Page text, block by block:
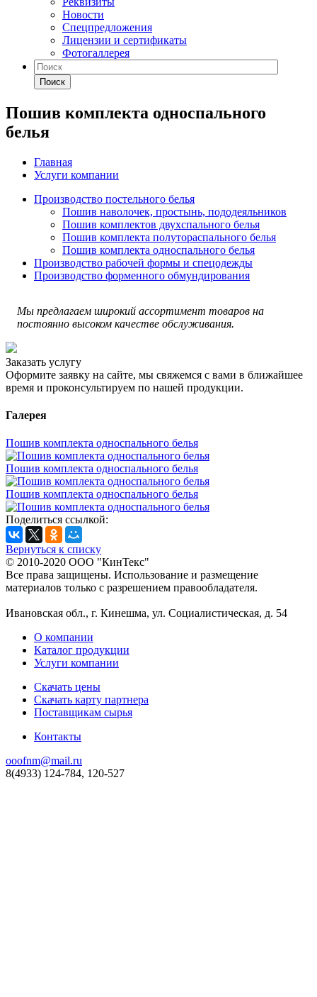
Новости
Спецпредложения
Лицензии и сертификаты
Фотогаллерея
Поиск
Пошив комплекта односпального
белья
Главная
Услуги компании
Производство постельного белья
Пошив наволочек, простынь, пододеяльников
Пошив комплектов двухспального белья
Пошив комплекта полутораспального белья
Пошив комплекта односпального белья
Производство рабочей формы и спецодежды
Производство форменного обмундирования
Мы предлагаем широкий ассортимент товаров на
постоянно высоком качестве обслуживания.
Заказать услугу
Оформите заявку на сайте, мы свяжемся с вами в ближайшее
время и проконсультируем по нашей продукции.
Галерея
Пошив комплекта односпального белья
Пошив комплекта односпального белья
Пошив комплекта односпального белья
Поделиться ссылкой:
Вернуться к списку
© 2010-2020 ООО "КинТекс"
Все права защищены. Использование и размещение
материалов только с разрешением правообладателя.
Ивановская обл., г. Кинешма, ул. Социалистическая, д. 54
О компании
Каталог продукции
Услуги компании
Скачать цены
Скачать карту партнера
Поставщикам сырья
Контакты
ooofnm@mail.ru
8(4933) 124-784, 120-527